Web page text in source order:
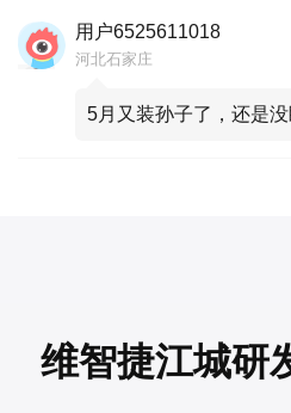
用户6525611018
河北石家庄
5月又装孙子了，还是
维智捷江城研